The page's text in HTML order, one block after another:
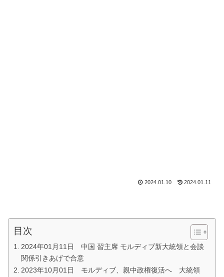
2024.01.10 2024.01.11
目次
2024年01月11日 中国 習主席 モルディブ新大統領と会談
関係引きあげで合意
2023年10月01日 モルディブ、親中政権復活へ 大統領